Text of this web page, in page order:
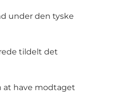
under den tyske
tildelt det
at have modtaget